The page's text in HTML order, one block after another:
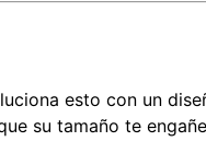
esto con un
su tamaño te